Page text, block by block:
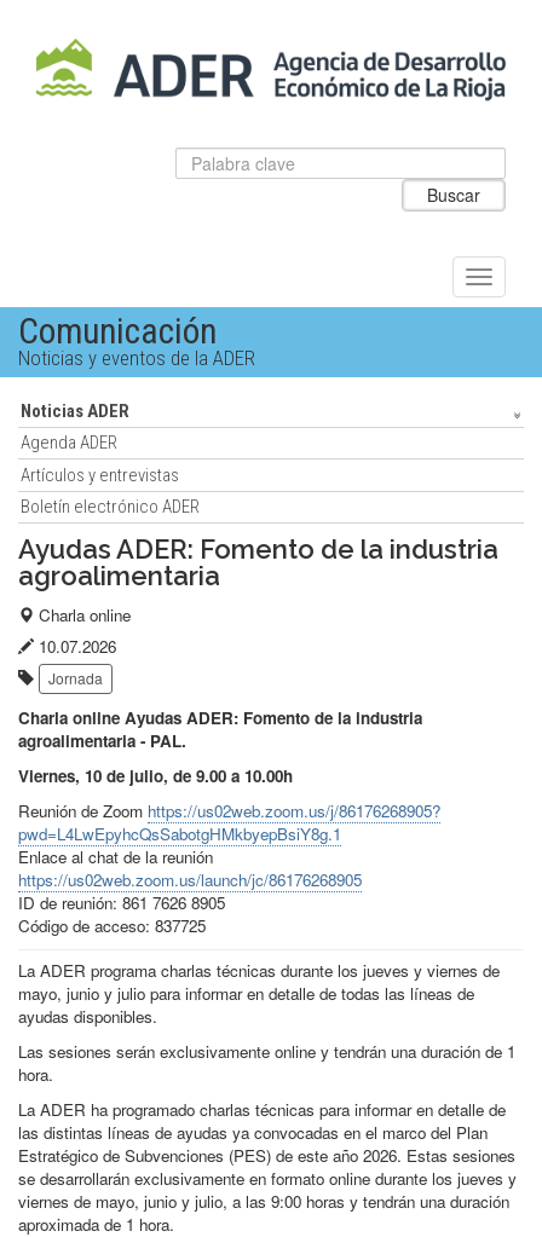
Salto
al
contenido
Datos
para
Introduzca
el
Buscar
Alternar
Comunicación
Noticias y eventos de la ADER
Noticias ADER
Agenda ADER
Artículos y entrevistas
Boletín electrónico ADER
Ayudas ADER: Fomento de la industria
agroalimentaria
Lugar
del
evento:
Charla online
Fecha
de
publicación:
10.07.2026
Etiquetas:
Jornada
Charla online Ayudas ADER: Fomento de la industria
agroalimentaria - PAL.
Viernes, 10 de julio, de 9.00 a 10.00h
Reunión de Zoom https://us02web.zoom.us/j/86176268905?
pwd=L4LwEpyhcQsSabotgHMkbyepBsiY8g.1
Enlace al chat de la reunión
https://us02web.zoom.us/launch/jc/86176268905
ID de reunión: 861 7626 8905
Código de acceso: 837725
La ADER programa charlas técnicas durante los jueves y viernes de
mayo, junio y julio para informar en detalle de todas las líneas de
ayudas disponibles.
Las sesiones serán exclusivamente online y tendrán una duración de 1
hora.
La ADER ha programado charlas técnicas para informar en detalle de
las distintas líneas de ayudas ya convocadas en el marco del Plan
Estratégico de Subvenciones (PES) de este año 2026. Estas sesiones
se desarrollarán exclusivamente en formato online durante los jueves y
viernes de mayo, junio y julio, a las 9:00 horas y tendrán una duración
aproximada de 1 hora.